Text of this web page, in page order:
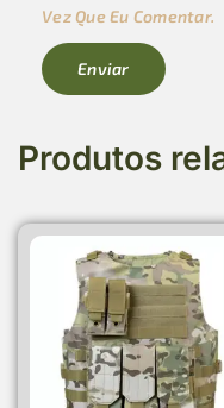
Vez Que Eu Comentar.
Produtos